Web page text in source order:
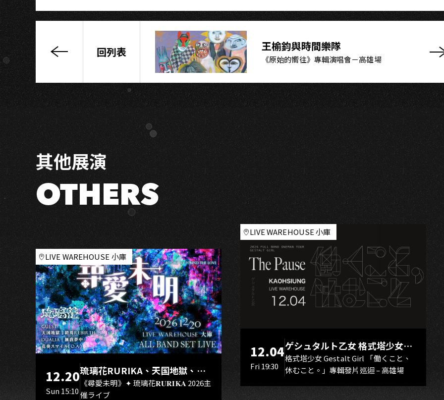
我」
高
雄
場
回列表 王榆鈞與時間樂隊
《原始的嚮往》專輯演唱會－高雄場
其他展演
OTHERS
LIVE WAREHOUSE 小庫
12.20
Sun 15:10
琉璃花RURIKA、天国地獄、終
焉Rebirth、DUALIA、無我夢
《尋愛未明》✦ 琉璃花𝐑𝐔𝐑𝐈𝐊𝐀 2026主
催ライブ
LIVE WAREHOUSE 小庫
12.04
Fri 19:30
ゲシュタルト乙女 格式塔少女
Gestalt Girl
格式塔少女 Gestalt Girl 「働くこと、
休むこと。」專輯發片巡迴 – 高雄場